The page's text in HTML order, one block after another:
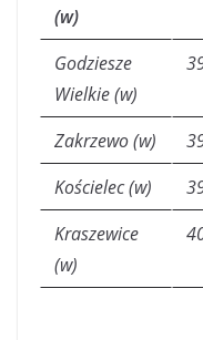
(w)
Godziesze
Wielkie (w)
Zakrzewo (w)
Kościelec (w)
Kraszewice
(w)